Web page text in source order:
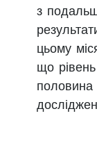
з
цьому
що
половина